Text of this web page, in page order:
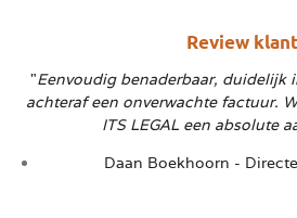
Review klant
"Eenvoudig benaderbaar, duidelijk
achteraf een onverwachte factuur.
ITS LEGAL een absolute
Daan Boekhoorn -